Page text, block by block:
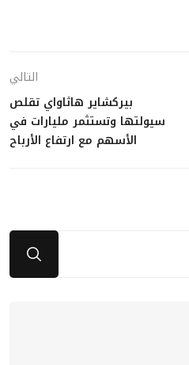
التالي
بيركشاير هاثاواي تقلص
سيولتها وتستثمر مليارات في
الأسهم مع ارتفاع الأرباح